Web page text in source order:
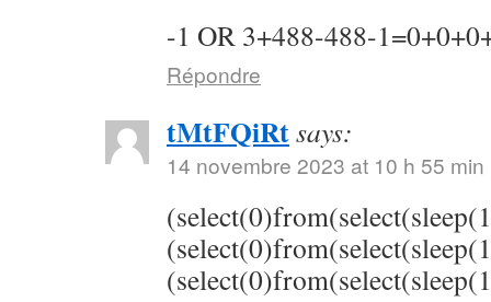
-1 OR 3+488-488-
Répondre
tMtFQiRtsays:
14 novembre 2023 at 10 h 55 min